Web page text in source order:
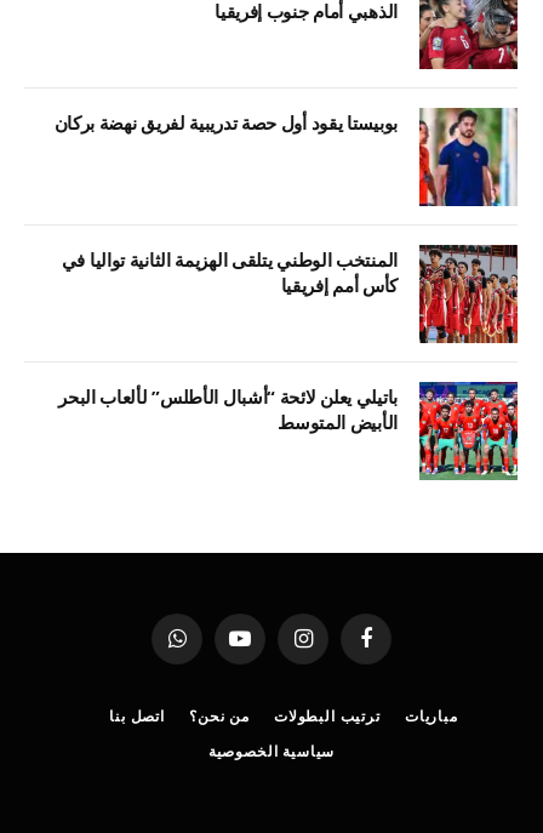
الذهبي أمام جنوب إفريقيا
بوبيستا يقود أول حصة تدريبية لفريق نهضة بركان
المنتخب الوطني يتلقى الهزيمة الثانية تواليا في
كأس أمم إفريقيا
باتيلي يعلن لائحة “أشبال الأطلس” لألعاب البحر
الأبيض المتوسط
فيسبوك الانستغراميوتيوب واتساب
مباريات ترتيب البطولات من نحن؟
اتصل بنا
سياسية الخصوصية